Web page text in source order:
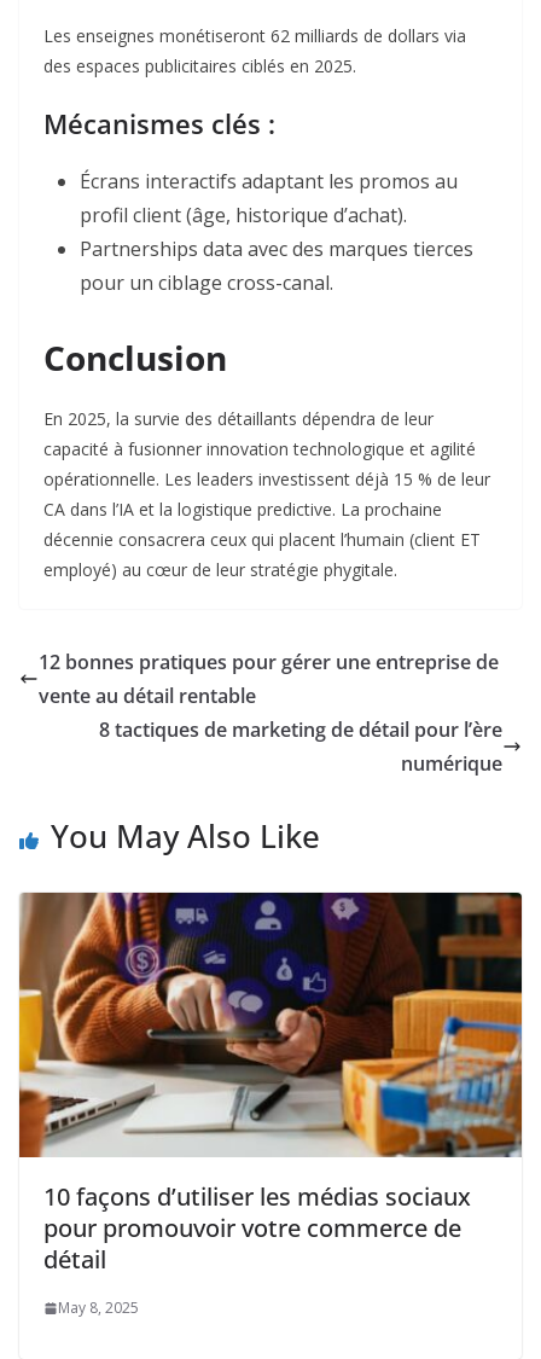
Les enseignes monétiseront 62 milliards de dollars via
des espaces publicitaires ciblés en 2025.
Mécanismes clés :
Écrans interactifs adaptant les promos au
profil client (âge, historique d’achat).
Partnerships data avec des marques tierces
pour un ciblage cross-canal.
Conclusion
En 2025, la survie des détaillants dépendra de leur
capacité à fusionner innovation technologique et agilité
opérationnelle. Les leaders investissent déjà 15 % de leur
CA dans l’IA et la logistique predictive. La prochaine
décennie consacrera ceux qui placent l’humain (client ET
employé) au cœur de leur stratégie phygitale.
12 bonnes pratiques pour gérer une entreprise de
vente au détail rentable
8 tactiques de marketing de détail pour l’ère
numérique
You May Also Like
10 façons d’utiliser les médias sociaux
pour promouvoir votre commerce de
détail
May 8, 2025